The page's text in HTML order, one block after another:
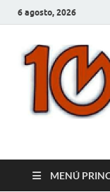
6 agosto, 2026
MENÚ